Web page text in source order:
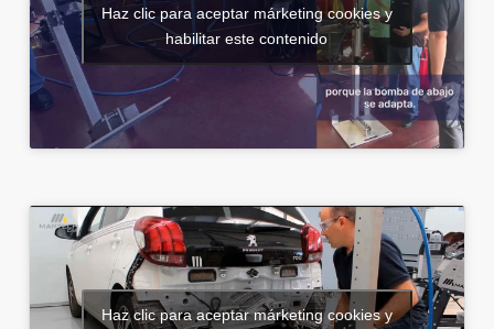
Haz clic para aceptar márketing cookies y
habilitar este contenido
Haz clic para aceptar márketing cookies y